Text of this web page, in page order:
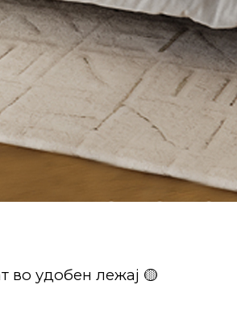
во удобен лежај 🟡